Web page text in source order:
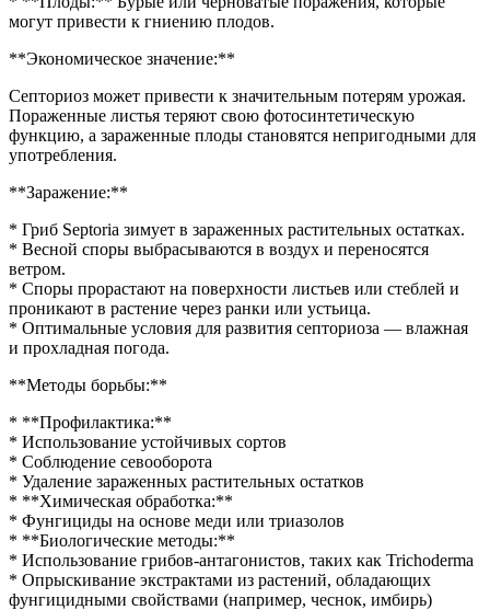
могут привести к гниению плодов.
**Экономическое значение:**
Септориоз может привести к значительным потерям урожая.
Пораженные листья теряют свою фотосинтетическую
функцию, а зараженные плоды становятся непригодными для
употребления.
**Заражение:**
* Гриб Septoria зимует в зараженных растительных остатках.
* Весной споры выбрасываются в воздух и переносятся
ветром.
* Споры прорастают на поверхности листьев или стеблей и
проникают в растение через ранки или устьица.
* Оптимальные условия для развития септориоза — влажная
и прохладная погода.
**Методы борьбы:**
* **Профилактика:**
* Использование устойчивых сортов
* Соблюдение севооборота
* Удаление зараженных растительных остатков
* **Химическая обработка:**
* Фунгициды на основе меди или триазолов
* **Биологические методы:**
* Использование грибов-антагонистов, таких как Trichoderma
* Опрыскивание экстрактами из растений, обладающих
фунгицидными свойствами (например, чеснок, имбирь)